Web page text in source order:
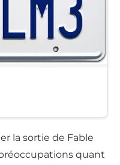
la sortie de Fable
quant